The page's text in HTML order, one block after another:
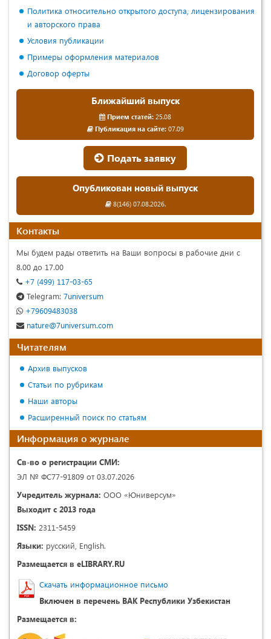
Политика относительно открытого доступа, лицензирования
и авторского права
Условия публикации
Примеры оформления материалов
Договор оферты
Ближайший выпуск
Прием статей: 25.08
Публикация на сайте:07.09
Подать заявку
Опубликован новый выпуск
8(146) 07.08.2026.
Контакты
Мы будем рады ответить на Ваши вопросы в рабочие дни с
8.00 до 17.00
+7 (499) 117-03-65
Telegram: 7universum
+79609483038
nature@7universum.com
Читателям
Архив выпусков
Статьи по рубрикам
Наши авторы
Расширенный поиск по статьям
Информация о журнале
Св-во о регистрации СМИ:
ЭЛ № ФС77-91809 от 03.07.2026
Учредитель журнала: ООО «Юниверсум»
Выходит с 2013 года
ISSN: 2311-5459
Языки: русский, English.
Размещается в eLIBRARY.RU
Скачать информационное письмо
Включен в перечень ВАК Республики Узбекистан
Размещается в: